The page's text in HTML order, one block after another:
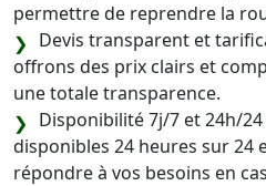
permettre de reprendre la
Devis transparent et
offrons des prix clairs et
une totale transparence.
Disponibilité 7j/7 et 24h/
disponibles 24 heures sur 24
répondre à vos besoins en